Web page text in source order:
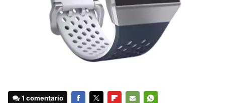
1 comentario